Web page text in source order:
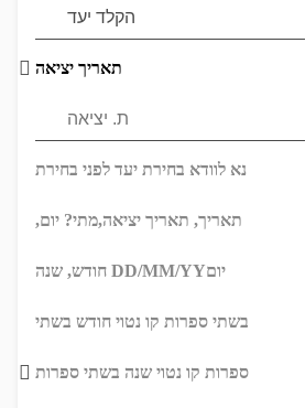
תאריך יציאה
נא לוודא בחירת יעד לפני בחירת
תאריך, תאריך יציאה,מתי? יום,
DD/MM/YYיום
בשתי ספרות קו נטוי חודש בשתי
ספרות קו נטוי שנה בשתי ספרות